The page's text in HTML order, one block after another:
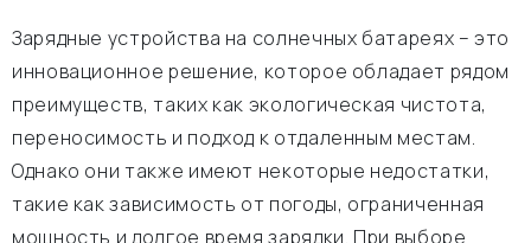
Зарядные устройства на солнечных батареях – это
инновационное решение, которое обладает рядом
преимуществ, таких как экологическая чистота,
переносимость и подход к отдаленным местам.
Однако они также имеют некоторые недостатки,
такие как зависимость от погоды, ограниченная
мощность и долгое время зарядки. При выборе